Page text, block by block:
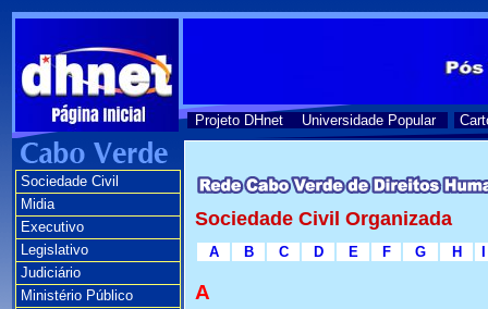
Projeto DHnet Universidade Popular
Sociedade Civil
Midia
Executivo
Legislativo
Judiciário
Ministério Público
Sociedade Civil Organizada
A B C D E F G H
A